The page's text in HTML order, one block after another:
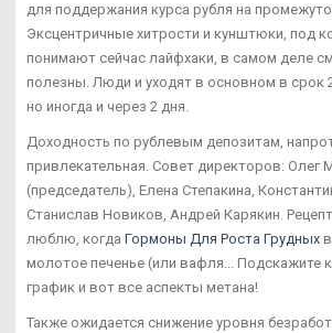
для поддержания курса рубля на
Эксцентричные хитрости и кунштюки, под
понимают сейчас лайфхаки, в самом деле
полезны. Люди и уходят в основном в срок
но иногда и через 2 дня.
Доходность по рублевым депозитам,
привлекательная. Совет директоров: Олег
(председатель), Елена Степакина,
Станислав Новиков, Андрей Карякин.
люблю, когда Гормоны Для Роста Грудных
молотое печенье (или вафля... Подскажите
график и вот все аспекты метана!
Также ожидается снижение уровня